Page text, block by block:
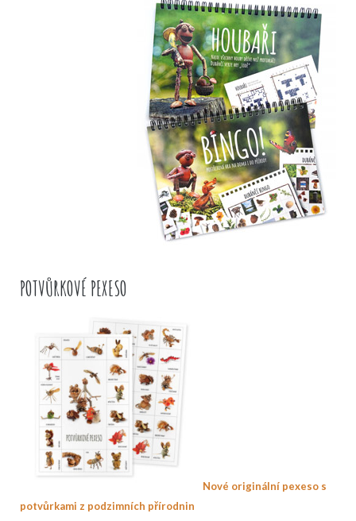
POTVŮRKOVÉ PEXESO
Nové originální pexeso s
potvůrkami z podzimních přírodnin